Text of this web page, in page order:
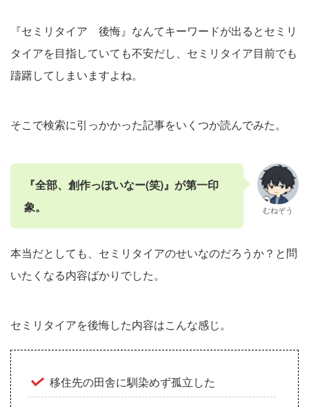
『セミリタイア 後悔』なんてキーワードが出るとセミリ
タイアを目指していても不安だし、セミリタイア目前でも
躊躇してしまいますよね。
そこで検索に引っかかった記事をいくつか読んでみた。
『全部、創作っぽいなー(笑)』が第一印
象。
むねぞう
本当だとしても、セミリタイアのせいなのだろうか？と問
いたくなる内容ばかりでした。
セミリタイアを後悔した内容はこんな感じ。
移住先の田舎に馴染めず孤立した